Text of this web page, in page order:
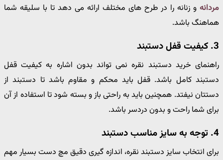
مردانه و زنانه را در طرح های مختلف ارائه می دهد تا با سلیقه شما
هماهنگ باشد.
3. کیفیت قفل دستبند
راهنمای خرید دستبند نقره نمی تواند بدون اشاره به کیفیت قفل
دستبند کامل باشد. قفل باید محکم و مقاوم باشد تا دستبند از
دستتان نیفتد. همچنین باید به راحتی باز و بسته شود تا استفاده از آن
برای شما راحت و بدون دردسر باشد.
4. توجه به سایز مناسب دستبند
برای انتخاب سایز دستبند نقره، اندازه گیری دقیق مچ دست بسیار مهم